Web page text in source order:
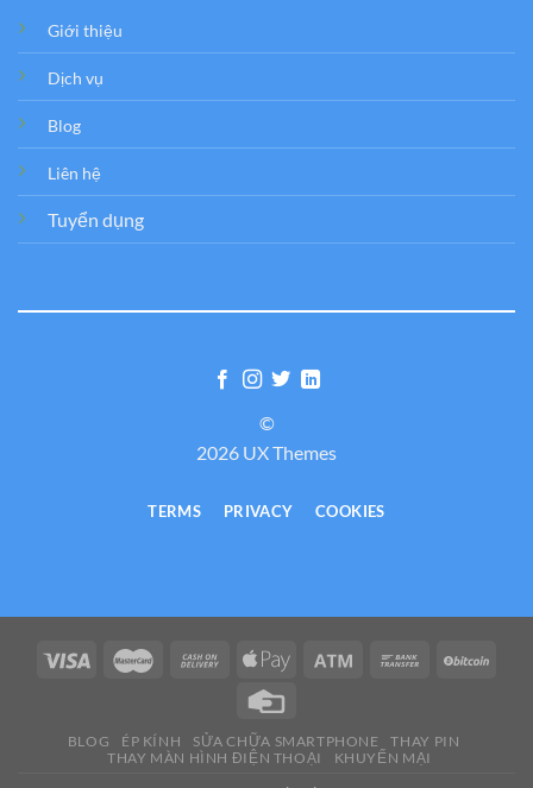
Giới thiệu
Dịch vụ
Blog
Liên hệ
Tuyển dụng
©
2026 UX Themes
TERMS PRIVACY COOKIES
BLOG ÉP KÍNH SỬA CHỮA SMARTPHONE
THAY PIN
THAY MÀN HÌNH ĐIỆN THOẠI
KHUYẾN MẠI